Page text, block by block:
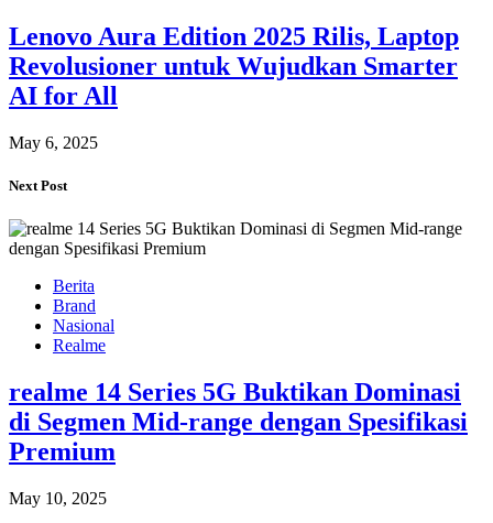
Lenovo Aura Edition 2025 Rilis, Laptop
Revolusioner untuk Wujudkan Smarter
AI for All
May 6, 2025
Next Post
Berita
Brand
Nasional
Realme
realme 14 Series 5G Buktikan Dominasi
di Segmen Mid-range dengan Spesifikasi
Premium
May 10, 2025